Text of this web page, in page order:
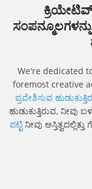
ಕ್ರಿಯೇಟಿವ್
We're dedicated
foremost creative
ಪ್ರವೇಶಿಸುವ
ಹುಡುಕುತ್ತಿರುವ, ನೀವು
ಪಟ್ಟಿ ನೀವು